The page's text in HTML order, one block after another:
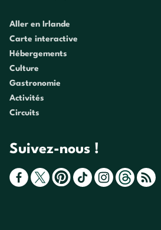
Aller en Irlande
Carte interactive
Hébergements
Culture
Gastronomie
Activités
Circuits
Suivez-nous !